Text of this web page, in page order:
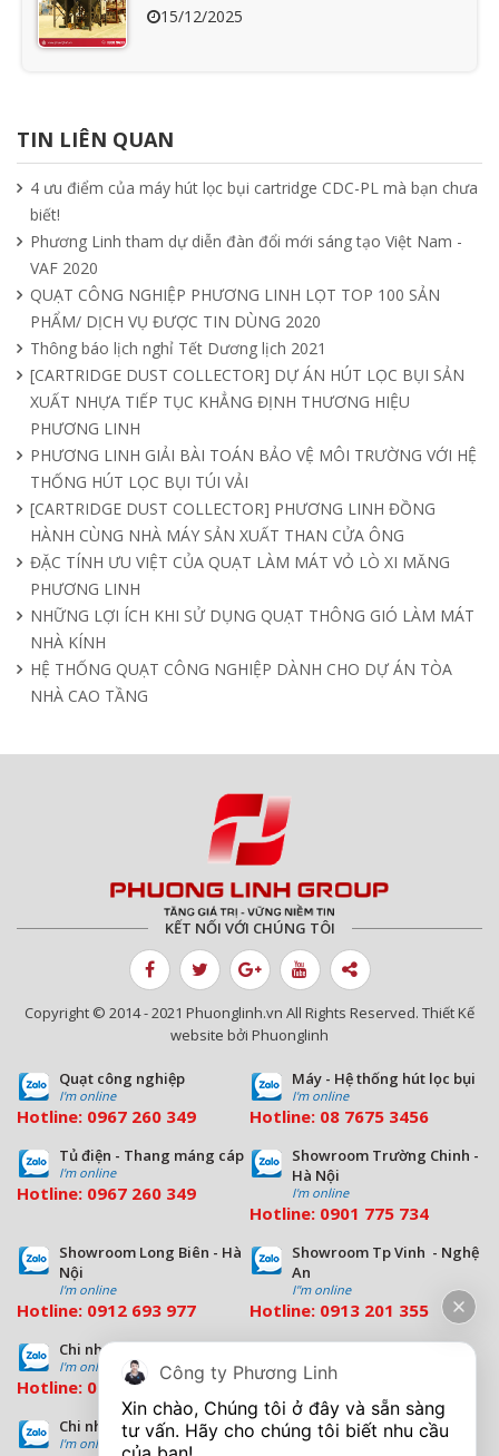
15/12/2025
15/04/2025
11/04/2025
Quạt nồi hơi công nghiệp và cách phân
loại theo mục đích sử dụng chuẩn nhất
04/04/2025
TIN LIÊN QUAN
4 ưu điểm của máy hút lọc bụi cartridge CDC-PL mà bạn chưa
biết!
Phương Linh tham dự diễn đàn đổi mới sáng tạo Việt Nam -
VAF 2020
QUẠT CÔNG NGHIỆP PHƯƠNG LINH LỌT TOP 100 SẢN
PHẨM/ DỊCH VỤ ĐƯỢC TIN DÙNG 2020
Thông báo lịch nghỉ Tết Dương lịch 2021
[CARTRIDGE DUST COLLECTOR] DỰ ÁN HÚT LỌC BỤI SẢN
XUẤT NHỰA TIẾP TỤC KHẲNG ĐỊNH THƯƠNG HIỆU
PHƯƠNG LINH
PHƯƠNG LINH GIẢI BÀI TOÁN BẢO VỆ MÔI TRƯỜNG VỚI HỆ
THỐNG HÚT LỌC BỤI TÚI VẢI
[CARTRIDGE DUST COLLECTOR] PHƯƠNG LINH ĐỒNG
HÀNH CÙNG NHÀ MÁY SẢN XUẤT THAN CỬA ÔNG
ĐẶC TÍNH ƯU VIỆT CỦA QUẠT LÀM MÁT VỎ LÒ XI MĂNG
PHƯƠNG LINH
NHỮNG LỢI ÍCH KHI SỬ DỤNG QUẠT THÔNG GIÓ LÀM MÁT
NHÀ KÍNH
HỆ THỐNG QUẠT CÔNG NGHIỆP DÀNH CHO DỰ ÁN TÒA
NHÀ CAO TẦNG
KẾT NỐI VỚI CHÚNG TÔI
Copyright © 2014 - 2021 Phuonglinh.vn All Rights Reserved. Thiết Kế
website bởi Phuonglinh
Quạt công nghiệp
I'm online
Hotline: 0967 260 349
Máy - Hệ thống hút lọc bụi
I'm online
Hotline: 08 7675 3456
Tủ điện - Thang máng cáp
I'm online
Hotline: 0967 260 349
Showroom Trường Chinh -
Hà Nội
I'm online
Hotline: 0901 775 734
Showroom Long Biên - Hà
Nội
I'm online
Hotline: 0912 693 977
Showroom Tp Vinh - Nghệ
An
I''m online
Hotline: 0913 201 355
Chi nhánh Đà Nẵng
I'm online
Hotline: 0963 544 563
Chi nhánh Hồ Chí Minh
I'm online
Hotline:0909 503 696
Chi nhánh Bình Dương
I'm online
Công ty Phương Linh
Xin chào, Chúng tôi ở đây và sẵn sàng
tư vấn. Hãy cho chúng tôi biết nhu cầu